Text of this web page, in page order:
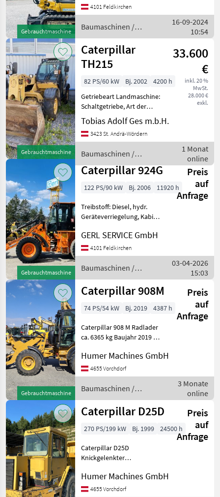
Gebrauchtmaschine
Stundenzähler.......1248
Motor...............13,
4101 Feldkirchen
Baumaschinen /
CAT
16-09-2024
10:54
Gebrauchtmaschine
Caterpillar
TH215
33.600
€
inkl. 20 %
MwSt.
28.000 €
exkl.
82 PS/60 kW Bj. 2002
4200 h
Getriebeart Landmaschine:
Schaltgetriebe, Art der
Lenkung: 2-Rad, Treibstoff:
Diesel,
Höchstgeschwindigkeit in
steht ein Caterpillar TH215
Tel
Tobias Adolf Ges m.b.H.
3423 St. Andrä-Wördern
Baumaschinen /
Caterpillar
1 Monat
online
Gebrauchtmaschine
Caterpillar 924G
Preis
auf
Anfrage
122 PS/90 kW Bj. 2006 11920 h
Treibstoff: Diesel, hydr.
Geräteverriegelung, Kabine,
Zugmaul, Zusatz-
Hydraulikkreis #Radlader
Caterpillar 924G
Baujahr.............2006 S/N......
GERL SERVICE GmbH
4101 Feldkirchen
Baumaschinen /
Caterpillar
03-04-2026
15:03
Gebrauchtmaschine
Caterpillar 908M
Preis
auf
Anfrage
74 PS/54 kW Bj. 2019 4387 h
Caterpillar 908 M Radlader
ca. 6365 kg Baujahr 2019 Ca.
Liter - CAT C3.3 B DIT Motor
– 74 PS - Abgasstufe EU
STUFE IIIB, oder EPA TIER 4
fi
Humer Machines GmbH
4655 Vorchdorf
Baumaschinen /
Caterpillar
3 Monate
online
Caterpillar D25D
Preis
auf
Anfrage
270 PS/199 kW Bj. 1999 24500 h
Caterpillar D25D
Knickgelenkter
Baujahr 1999 Ca. 24895
Betriebsstunden 6-Zylinder
Humer Machines GmbH
4655 Vorchdorf